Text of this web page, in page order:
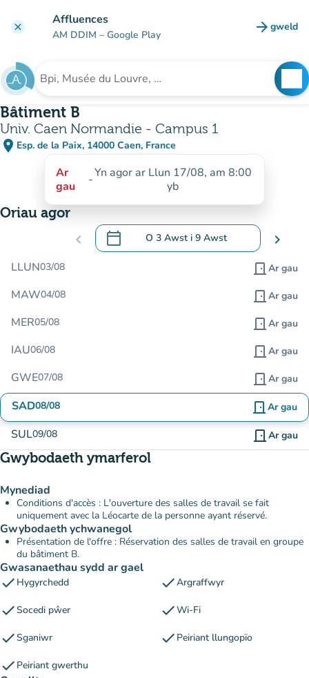
clear Affluences
AM DDIM – Google Play arrow_forward gweld
(tab
Chwilio am sefydliad
Bâtiment B
Univ. Caen Normandie - Campus 1
place Esp. de la Paix, 14000 Caen, France
(agor yn Google Maps)
(tab newydd)
Ar
gau
-Yn agor ar Llun 17/08, am 8:00
yb
Oriau agor
chevron_left calendar_today O 3 Awst i 9 Awst
.Agor y calendr i newid dyddiadau chevron_right
LLUN03/08 door_front Ar gau
MAW04/08 door_front Ar gau
MER05/08 door_front Ar gau
IAU06/08 door_front Ar gau
GWE07/08 door_front Ar gau
SAD08/08 door_front Ar gau
SUL09/08 door_front Ar gau
Gwybodaeth ymarferol
Mynediad
Conditions d'accès : L'ouverture des salles de travail se fait
uniquement avec la Léocarte de la personne ayant réservé.
Gwybodaeth ychwanegol
Présentation de l'offre : Réservation des salles de travail en groupe
du bâtiment B.
Gwasanaethau sydd ar gael
check Hygyrchedd checkArgraffwyr
checkSocedi pŵer checkWi-Fi
checkSganiwr check Peiriant llungopïo
check Peiriant gwerthu